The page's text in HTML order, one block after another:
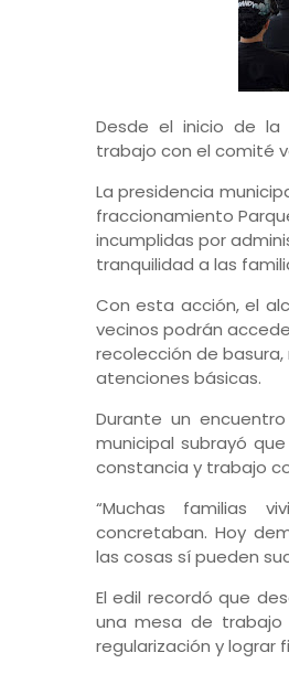
Desde el inicio de
trabajo con el comité
La presidencia
fraccionamiento
incumplidas por
tranquilidad a las
Con esta acción, el
vecinos podrán
recolección de
atenciones básicas.
Durante un
municipal subrayó
constancia y trabajo
“Muchas familias
concretaban. Hoy
las cosas sí pueden
El edil recordó que
una mesa de
regularización y lograr